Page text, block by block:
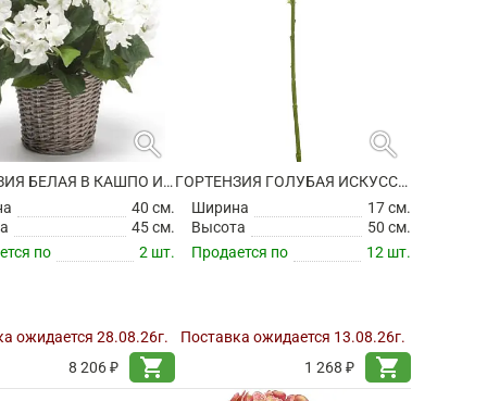
search
ГОРТЕНЗИЯ БЕЛАЯ В КАШПО ИСКУССТВЕННАЯ
40 см.
45 см.
по
2 шт.
ожидается 28.08.26г.
8 206 ₽
shopping_cart
search
ГОРТЕНЗИЯ ГОЛУБАЯ ИСКУССТВЕННАЯ
Ширина
17 см.
Высота
50 см.
Продается по
12 шт.
Поставка ожидается 13.08.26г.
1 268 ₽
shopping_cart